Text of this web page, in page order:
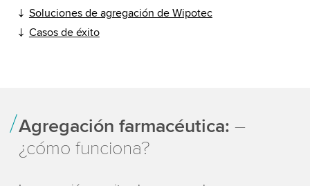
Soluciones de agregación de Wipotec
Casos de éxito
Agregación farmacéutica: –
¿cómo funciona?